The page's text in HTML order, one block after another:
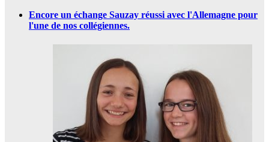
Encore un échange Sauzay réussi avec l'Allemagne pour
l'une de nos collégiennes.